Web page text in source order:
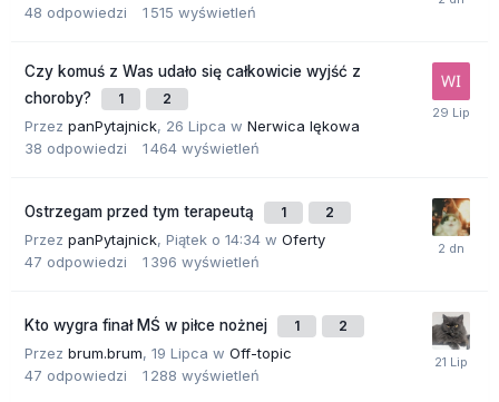
48 odpowiedzi 1 515 wyświetleń
Czy komuś z Was udało się całkowicie wyjść z
choroby?
1 2
Przez panPytajnick, 26 Lipca w Nerwica lękowa
38 odpowiedzi 1 464 wyświetleń
Ostrzegam przed tym terapeutą 1 2
Przez panPytajnick, Piątek o 14:34 w Oferty
47 odpowiedzi 1 396 wyświetleń
Kto wygra finał MŚ w piłce nożnej 1 2
Przez brum.brum, 19 Lipca w Off-topic
47 odpowiedzi 1 288 wyświetleń